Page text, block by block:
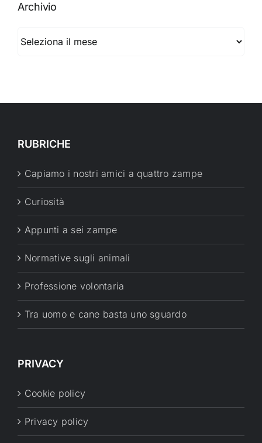
Archivio
RUBRICHE
Capiamo i nostri amici a quattro zampe
Curiosità
Appunti a sei zampe
Normative sugli animali
Professione volontaria
Tra uomo e cane basta uno sguardo
PRIVACY
Cookie policy
Privacy policy